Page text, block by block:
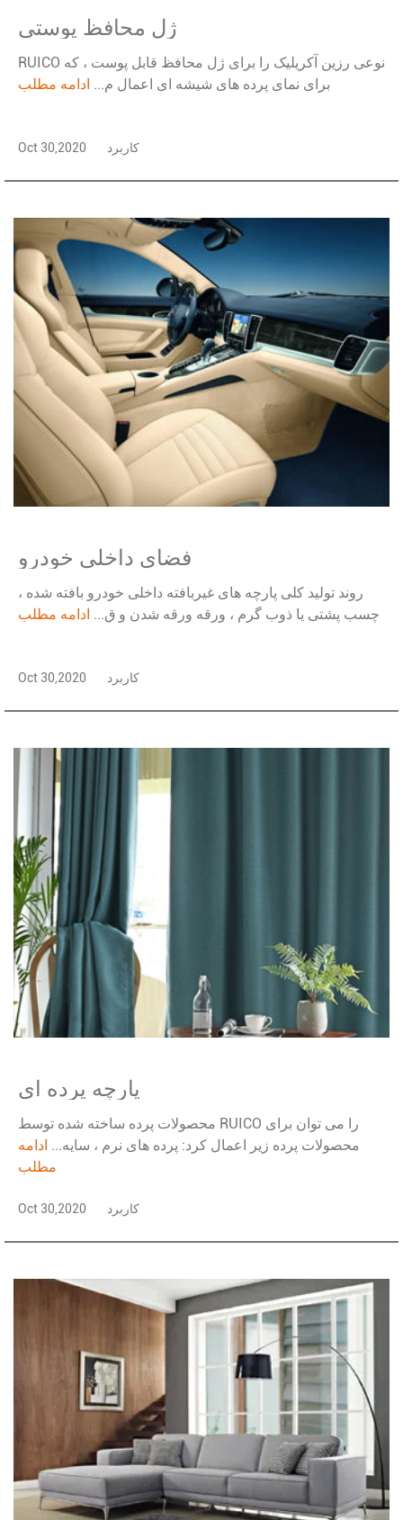
ژل محافظ پوستي
RUICO نوعی رزین آکریلیک را برای ژل محافظ قابل پوست ، که
برای نمای پرده های شیشه ای اعمال م... ادامه مطلب
Oct 30,2020 کاربرد
فضای داخلی خودرو
روند تولید کلی پارچه های غیربافته داخلی خودرو بافته شده ،
چسب پشتی یا ذوب گرم ، ورقه ورقه شدن و ق... ادامه مطلب
Oct 30,2020 کاربرد
پارچه پرده ای
محصولات پرده ساخته شده توسط RUICO را می توان برای
محصولات پرده زیر اعمال کرد: پرده های نرم ، سایه... ادامه
مطلب
Oct 30,2020 کاربرد